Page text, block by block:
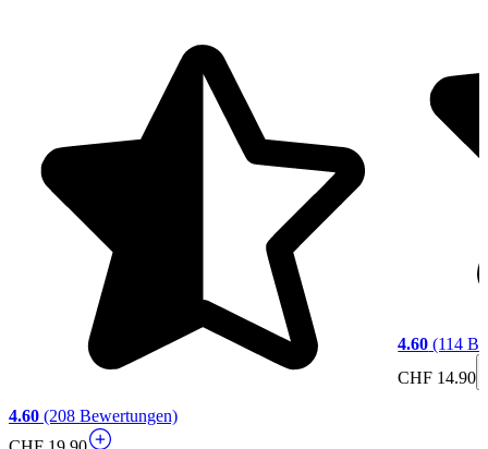
4.60 (208 Bewertungen)
4.60 (114
CHF 14.90